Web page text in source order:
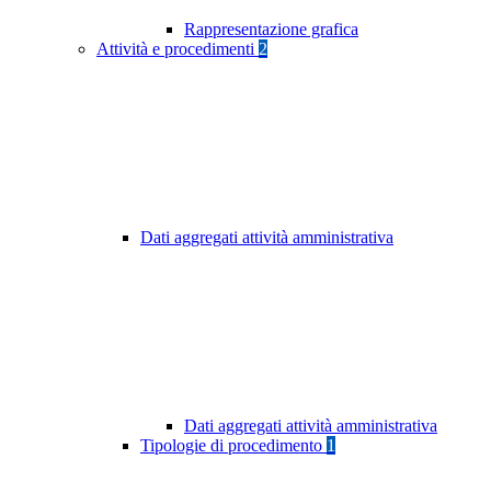
Rappresentazione grafica
Attività e procedimenti 2
Dati aggregati attività amministrativa
Dati aggregati attività amministrativa
Tipologie di procedimento 1